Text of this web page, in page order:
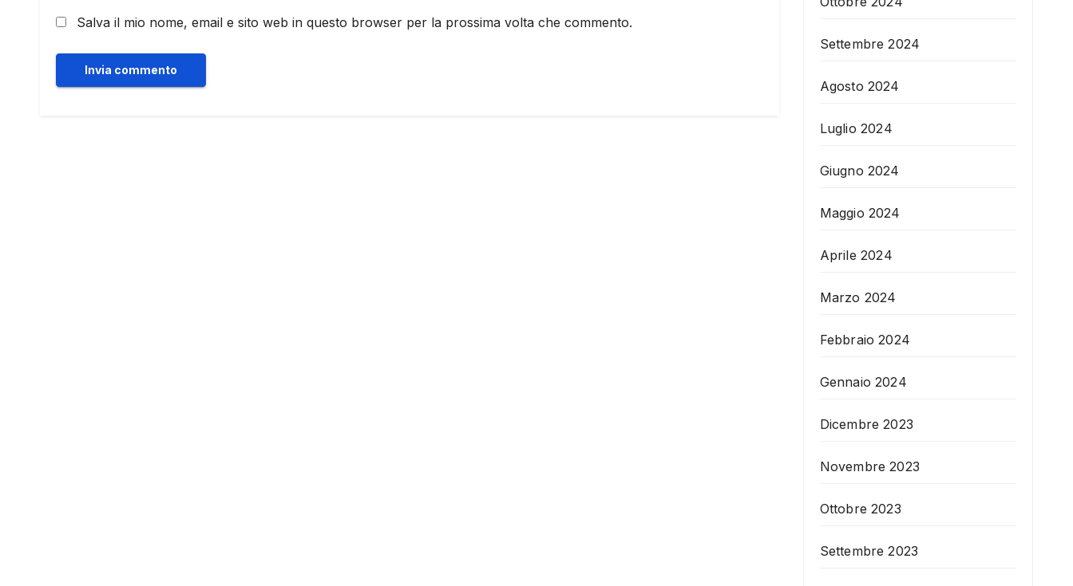
Salva il mio nome, email e sito web in questo browser per la prossima volta che commento.
Settembre 2024
Agosto 2024
Luglio 2024
Giugno 2024
Maggio 2024
Aprile 2024
Marzo 2024
Febbraio 2024
Gennaio 2024
Dicembre 2023
Novembre 2023
Ottobre 2023
Settembre 2023